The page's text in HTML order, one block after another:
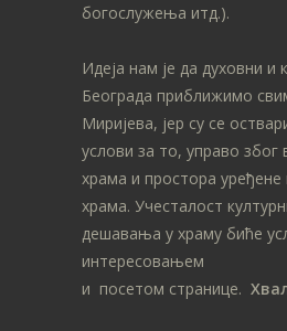
богослужења итд.).
Идеја нам је да духовни и
Београда приближимо
Миријева, јер су се
услови за то, управо због
храма и простора уређене
храма. Учесталост
дешавања у храму биће
интересовањем
и посетом странице.